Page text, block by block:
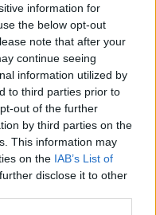
information for
the below opt-out
note that after your
continue seeing
information utilized by
to third parties prior to
out of the further
by third parties on the
This information may
on the IAB’s List of
disclose it to other